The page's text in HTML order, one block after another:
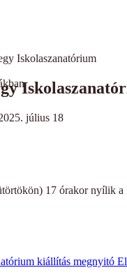
július 18
17 órakor nyílik
kiállítás megnyitó